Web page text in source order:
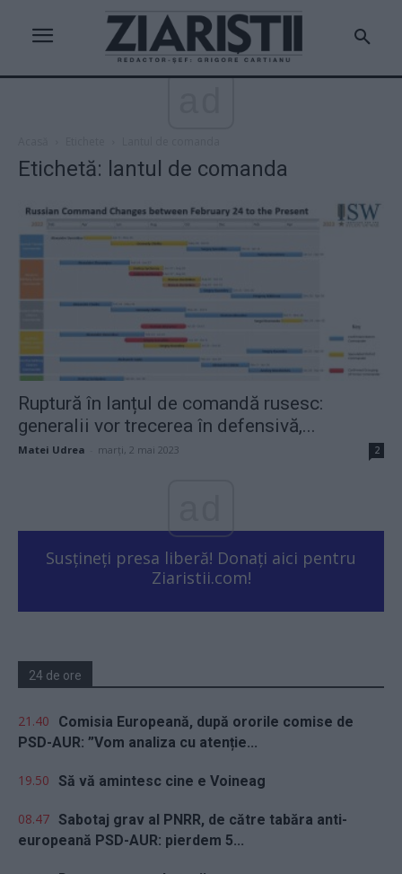
Etichetă: lantul de comanda
Ruptură în lanțul de comandă rusesc:
generalii vor trecerea în defensivă,...
Matei Udrea marți, 2 mai 2023 2
Susțineți presa liberă! Donați aici pentru
Ziaristii.com!
24 de ore
21.40
Comisia Europeană, după ororile comise de
PSD-AUR: ”Vom analiza cu atenție...
19.50 Să vă amintesc cine e Voineag
08.47 Sabotaj grav al PNRR, de către tabăra anti-
europeană PSD-AUR: pierdem 5...